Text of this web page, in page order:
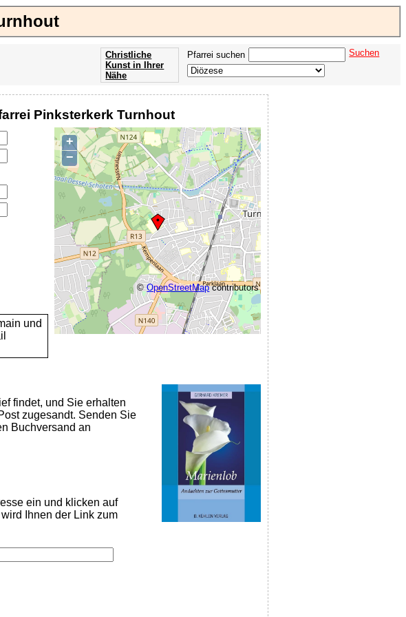
Pfarrei suchen Suchen
Christliche
Kunst in Ihrer
Nähe
Pinksterkerk Turnhout
+
−
©OpenStreetMapcontributors
und
findet, und Sie erhalten
zugesandt. Senden Sie
Buchversand an
ein und klicken auf
Ihnen der Link zum